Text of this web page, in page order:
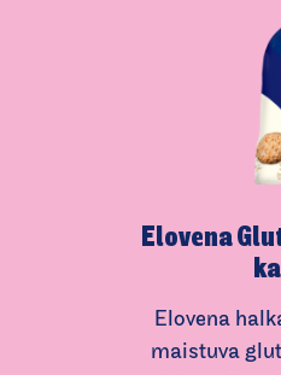
Elovena
Elovena
maistuva